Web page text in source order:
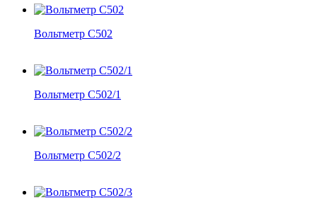
Вольтметр С502
Вольтметр С502/1
Вольтметр С502/2